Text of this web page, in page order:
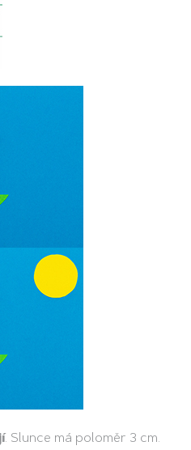
. Slunce má poloměr 3 cm.